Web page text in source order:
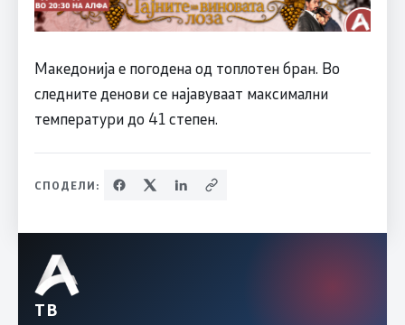
Македонија е погодена од топлотен бран. Во
следните денови се најавуваат максимални
температури до 41 степен.
СПОДЕЛИ:
ТВ